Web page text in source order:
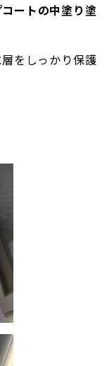
コートの中塗り塗
をしっかり保護